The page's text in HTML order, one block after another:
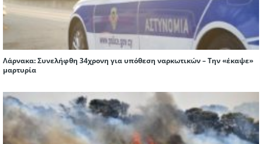
Λάρνακα: Συνελήφθη 34χρονη για υπόθεση ναρκωτικών – Την «έκαψε»
μαρτυρία